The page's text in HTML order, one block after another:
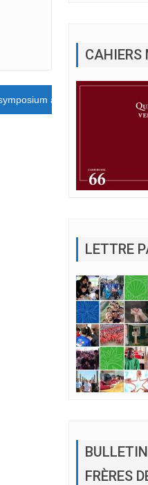
à Rome
CAHIERS
LETTRE
FRÈRES